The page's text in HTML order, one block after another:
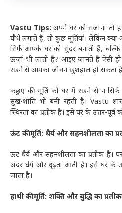
Vastu Tips: अपने घर को सजाना तो
पौधे लगाते हैं, तो कुछ मूर्तियां। लेकिन
सिर्फ आपके घर को सुंदर बनाती हैं,
ऊर्जा भी लाती हैं? आइए जानते हैं ऐसी
रखने से आपका जीवन खुशहाल हो सकता
कछुए की मूर्ति को घर में रखने से न सिर्फ
सुख-शांति भी बनी रहती है। Vastu
स्थिरता का प्रतीक है। इसे घर के उत्तर-
ऊंट की मूर्ति: धैर्य और सहनशीलता का
ऊंट धैर्य और सहनशीलता का प्रतीक है।
अंदर धैर्य और दृढ़ता आती है। इसे घर के
जाता है।
हाथी की मूर्ति: शक्ति और बुद्धि का प्रतीक